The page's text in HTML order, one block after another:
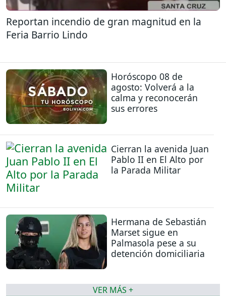
Reportan incendio de gran magnitud en la
Feria Barrio Lindo
Horóscopo 08 de
agosto: Volverá a la
calma y reconocerán
sus errores
Cierran la avenida Juan
Pablo II en El Alto por
la Parada Militar
Hermana de Sebastián
Marset sigue en
Palmasola pese a su
detención domiciliaria
VER MÁS +